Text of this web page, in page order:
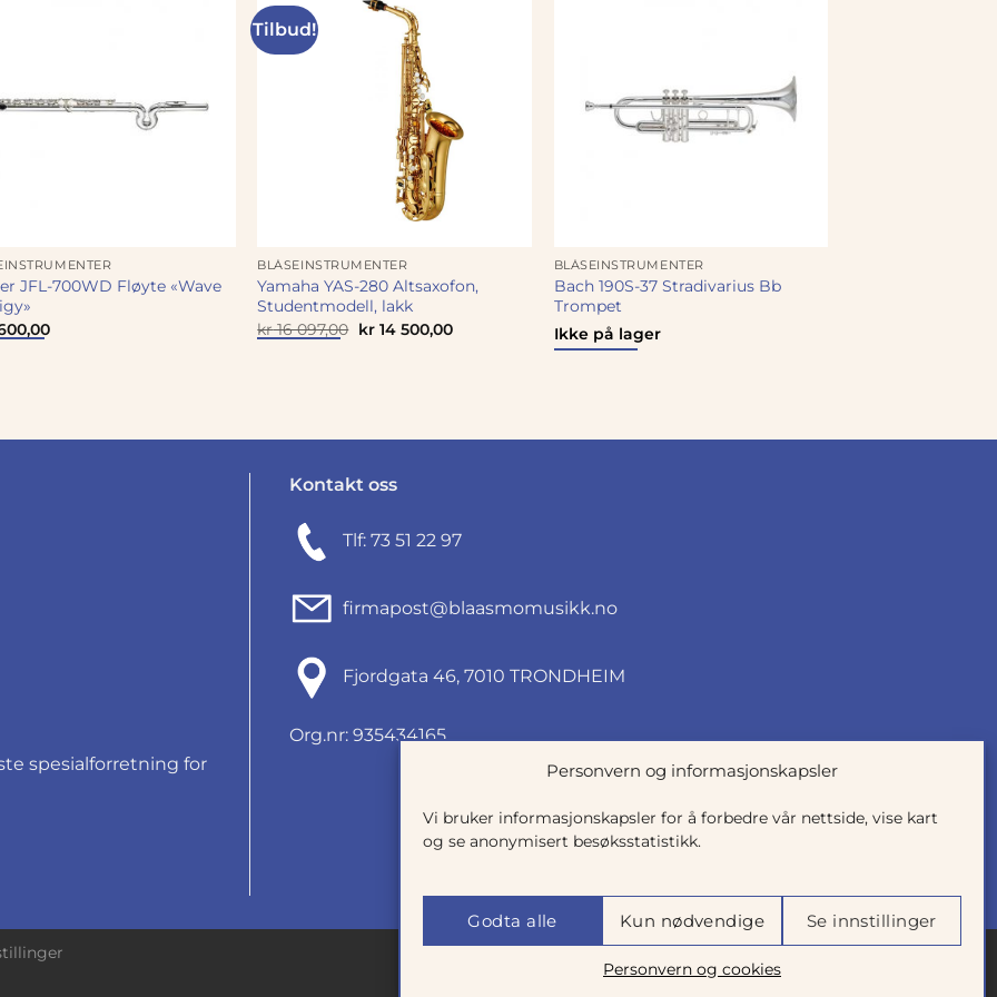
Personvern og informasjonskapsler
Vi bruker informasjonskapsler for å forbedre vår nettside, vise kart
og se anonymisert besøksstatistikk.
Godta alle Kun nødvendige Se innstillinger
Personvern og cookies
JFL-700WD Fløyte «Wave
Tilbud!
BLÅSEINSTRUMENTER
Yamaha YAS-280 Altsaxofon,
Studentmodell, lakk
kr16 097,00 Opprinnelig
kr14 500,00Nåværende
BLÅSEINSTRUMENTER
Bach 190S-37 Stradivarius Bb
Trompet
Ikke på lager
spesialforretning for
Kontakt oss
Tlf: 73 51 22 97
firmapost@blaasmomusikk.no
Fjordgata 46, 7010 TRONDHEIM
Org.nr: 935434165